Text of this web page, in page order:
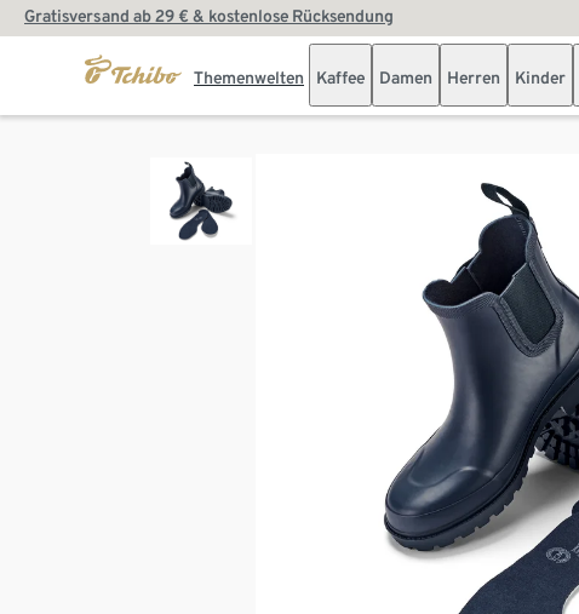
Gratisversand ab 29 € & kostenlose Rücksendung
Themenwelten Kaffee Damen Herren Kinder